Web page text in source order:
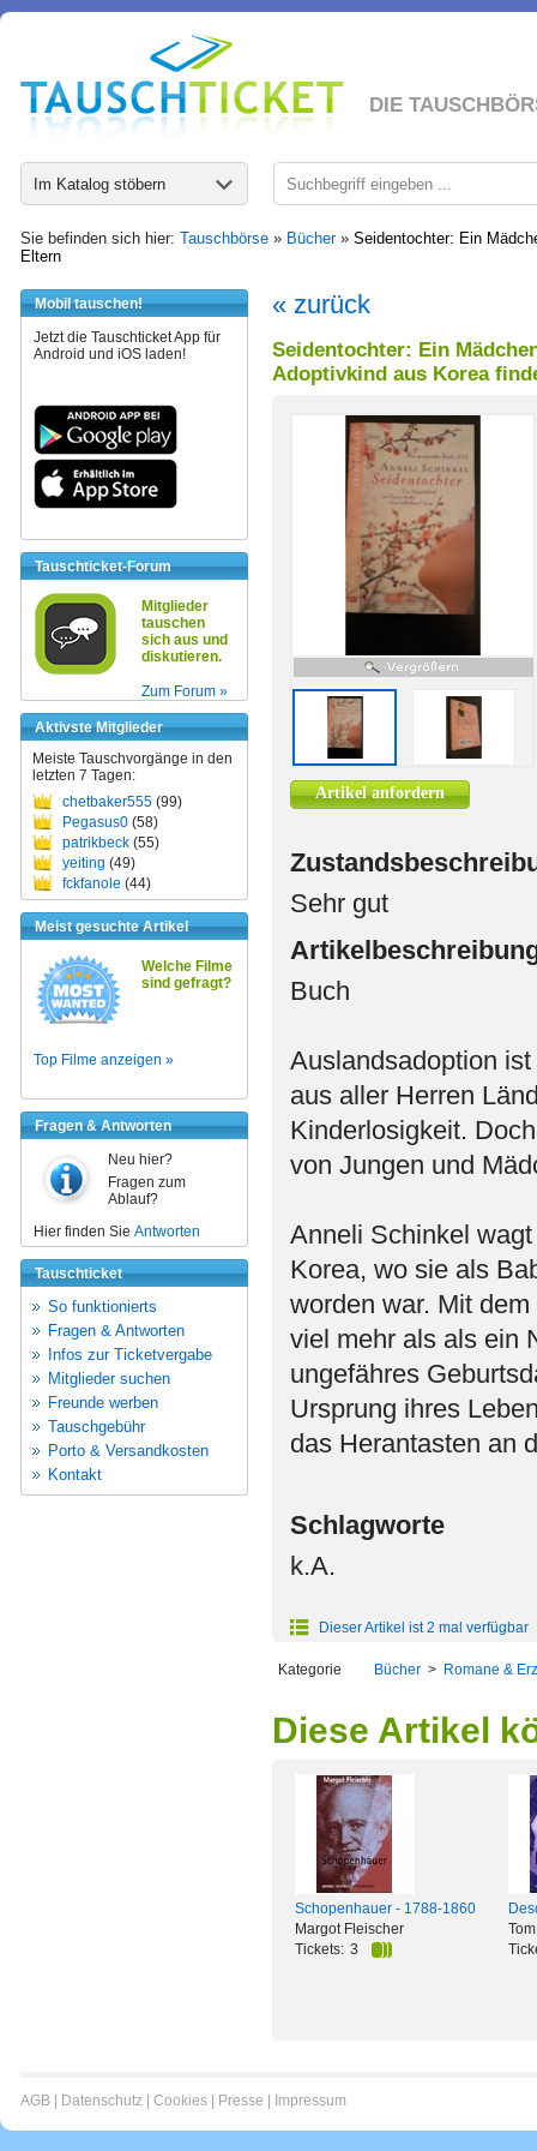
DIE
Im Katalog stöbern
Sie befinden sich hier: Tauschbörse » Bücher» Seidentochter: Ein
Eltern
Mobil tauschen!
Jetzt die Tauschticket App für
Android und iOS laden!
Tauschticket-Forum
Mitglieder
tauschen
sich aus und
diskutieren.
Zum Forum »
Aktivste Mitglieder
Meiste Tauschvorgänge in den
letzten 7 Tagen:
chetbaker555 (99)
Pegasus0 (58)
patrikbeck (55)
yeiting (49)
fckfanole (44)
Meist gesuchte Artikel
Welche Filme
sind gefragt?
Top Filme anzeigen »
Fragen & Antworten
Neu hier?
Fragen zum
Ablauf?
Hier finden Sie Antworten
Tauschticket
So funktionierts
Fragen & Antworten
Infos zur Ticketvergabe
Mitglieder suchen
Freunde werben
Tauschgebühr
Porto & Versandkosten
Kontakt
« zurück
Seidentochter: Ein
Adoptivkind aus Korea
Artikel anfordern
Sehr gut
Buch
Auslandsadoption
aus aller Herren
Kinderlosigkeit.
von Jungen und
Anneli Schinkel
Korea, wo sie als
worden war. Mit
viel mehr als als ein
ungefähres
Ursprung ihres
das Herantasten an
Schlagworte
k.A.
Dieser Artikel ist 2 mal verfügbar
Kategorie Bücher > Romane &
Diese Artikel
Schopenhauer - 1788-1860
Margot Fleischer
Tickets: 3
AGB Datenschutz Cookies Presse Impressum